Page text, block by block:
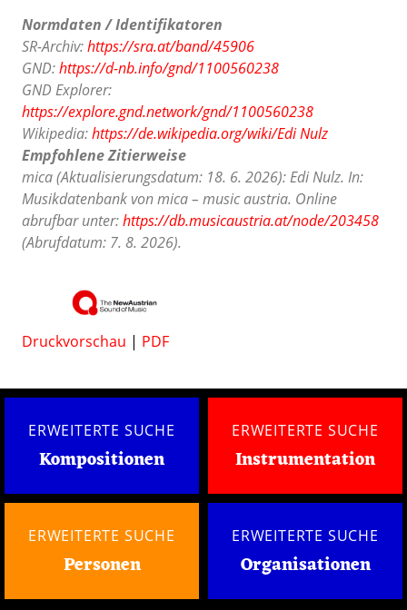
Normdaten / Identifikatoren
SR-Archiv:https://sra.at/band/45906
GND:https://d-nb.info/gnd/1100560238
GND Explorer:
https://explore.gnd.network/gnd/1100560238
Wikipedia:https://de.wikipedia.org/wiki/Edi Nulz
Empfohlene Zitierweise
mica (Aktualisierungsdatum: 18. 6. 2026): Edi Nulz. In:
Musikdatenbank von mica – music austria. Online
abrufbar unter:https://db.musicaustria.at/node/203458
(Abrufdatum: 7. 8. 2026).
Druckvorschau | PDF
ERWEITERTE SUCHE
Kompositionen
ERWEITERTE SUCHE
Instrumentation
ERWEITERTE SUCHE
Personen
ERWEITERTE SUCHE
Organisationen